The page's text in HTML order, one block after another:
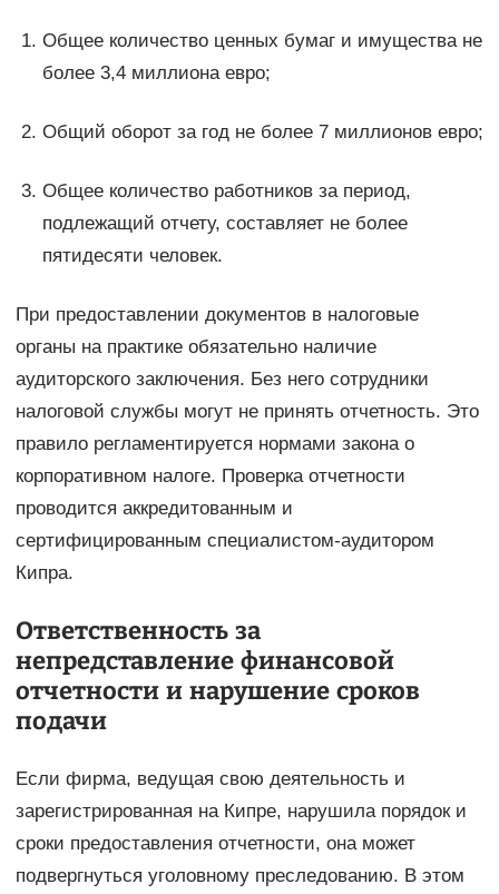
Общее количество ценных бумаг и имущества не
более 3,4 миллиона евро;
Общий оборот за год не более 7 миллионов евро;
Общее количество работников за период,
подлежащий отчету, составляет не более
пятидесяти человек.
При предоставлении документов в налоговые
органы на практике обязательно наличие
аудиторского заключения. Без него сотрудники
налоговой службы могут не принять отчетность. Это
правило регламентируется нормами закона о
корпоративном налоге. Проверка отчетности
проводится аккредитованным и
сертифицированным специалистом-аудитором
Кипра.
Ответственность за
непредставление финансовой
отчетности и нарушение сроков
подачи
Если фирма, ведущая свою деятельность и
зарегистрированная на Кипре, нарушила порядок и
сроки предоставления отчетности, она может
подвергнуться уголовному преследованию. В этом